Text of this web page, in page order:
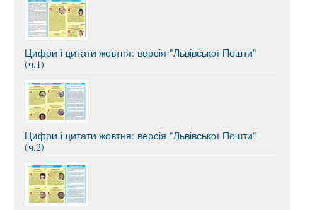
Цифри і цитати жовтня: версія "Львівської Пошти"
(ч.1)
Цифри і цитати жовтня: версія "Львівської Пошти"
(ч.2)